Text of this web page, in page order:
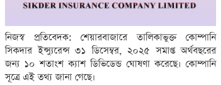
নিজস্ব প্রতিবেদক: শেয়ারবাজারে তালিকাভুক্ত কোম্পানি
সিকদার ইন্স্যুরেন্স ৩১ ডিসেম্বর, ২০২৫ সমাপ্ত অর্থবছরের
জন্য ১০ শতাংশ ক্যাশ ডিভিডেন্ড ঘোষণা করেছে। কোম্পানি
সূত্রে এই তথ্য জানা গেছে।